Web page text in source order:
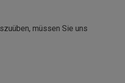
müssen Sie uns